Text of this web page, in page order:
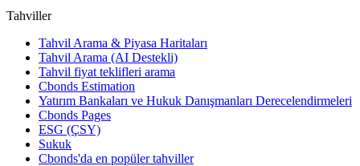
Tahviller
Tahvil Arama & Piyasa Haritaları
Tahvil Arama (AI Destekli)
Tahvil fiyat teklifleri arama
Cbonds Estimation
Yatırım Bankaları ve Hukuk Danışmanları Derecelendirmeleri
Cbonds Pages
ESG (ÇSY)
Sukuk
Cbonds'da en popüler tahviller